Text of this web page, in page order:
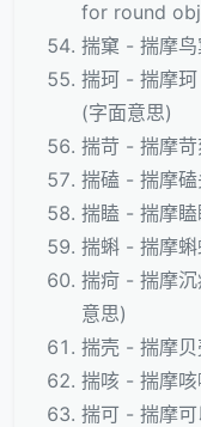
for round
揣窠 - 揣摩
揣珂 - 揣摩
(字面意思)
揣苛 - 揣摩
揣磕 - 揣摩
揣瞌 - 揣摩
揣蝌 - 揣摩
揣疴 - 揣摩
意思)
揣壳 - 揣摩
揣咳 - 揣摩
揣可 - 揣摩